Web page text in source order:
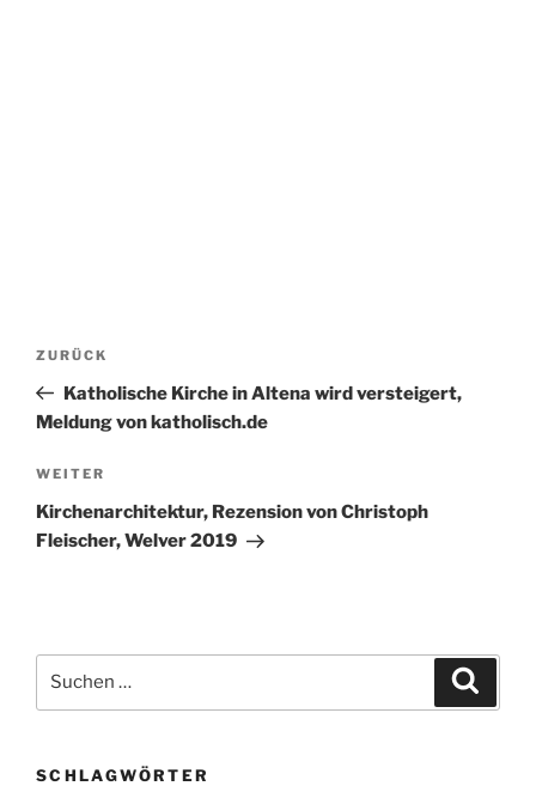
Beitragsnavigation
Vorheriger
Beitrag
ZURÜCK
Katholische Kirche in Altena wird versteigert,
Meldung von katholisch.de
Nächster
Beitrag
WEITER
Kirchenarchitektur, Rezension von Christoph
Fleischer, Welver 2019
nach:
SCHLAGWÖRTER